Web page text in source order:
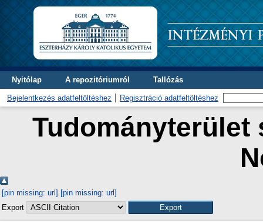
Nyitólap A repozitóriumról Tallózás
Bejelentkezés adatfeltöltéshez Regisztráció adatfeltöltéshez
Tudományterület
[pin missing: url] [pin missing: url]
Export